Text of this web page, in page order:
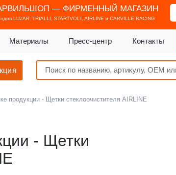
— ФИРМЕННЫЙ МАГАЗИН
LUZAR, TRIALLI, STARTVOLT, AIRLINE и CARVILLE RACING
Материалы Пресс-центр Контакты
продукции - Щетки стеклоочистителя AIRLINE
- Щетки